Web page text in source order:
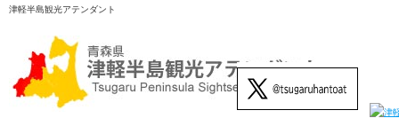
津軽半島観光アテンダント